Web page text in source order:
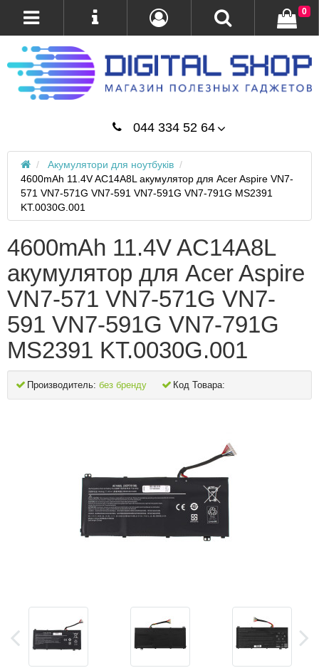
044 334 52 64
0
Акумулятори для ноутбуків
4600mAh 11.4V AC14A8L акумулятор для Acer Aspire VN7-
571 VN7-571G VN7-591 VN7-591G VN7-791G MS2391
KT.0030G.001
4600mAh 11.4V AC14A8L
акумулятор для Acer Aspire
VN7-571 VN7-571G VN7-
591 VN7-591G VN7-791G
MS2391 KT.0030G.001
Производитель: без бренду Код Товара: